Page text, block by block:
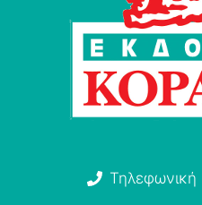
Τηλεφωνική